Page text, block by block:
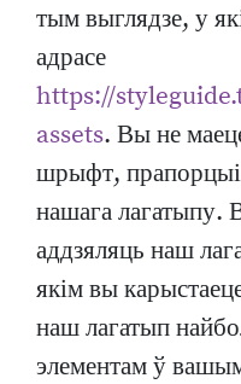
тым выглядзе, у
адрасе
https://
assets. Вы не
шрыфт,
нашага лагатыпу.
аддзяляць наш
якім вы
наш лагатып
элементам ў